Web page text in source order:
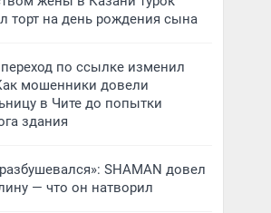
торт на день рождения сына
по ссылке изменил
мошенники довели
в Чите до попытки
здания
SHAMAN довел
— что он натворил